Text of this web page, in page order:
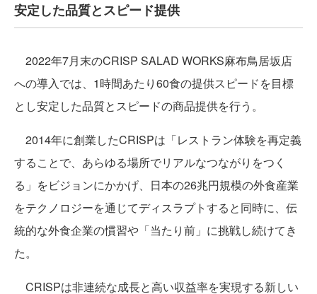
安定した品質とスピード提供
2022年7月末のCRISP SALAD WORKS麻布鳥居坂店
への導入では、1時間あたり60食の提供スピードを目標
とし安定した品質とスピードの商品提供を行う。
2014年に創業したCRISPは「レストラン体験を再定義
することで、あらゆる場所でリアルなつながりをつく
る」をビジョンにかかげ、日本の26兆円規模の外食産業
をテクノロジーを通じてディスラプトすると同時に、伝
統的な外食企業の慣習や「当たり前」に挑戦し続けてき
た。
CRISPは非連続な成長と高い収益率を実現する新しい